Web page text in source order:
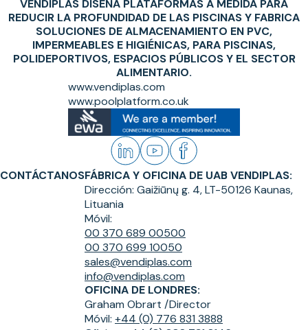
VENDIPLAS DISEÑA PLATAFORMAS A MEDIDA PARA
REDUCIR LA PROFUNDIDAD DE LAS PISCINAS Y FABRICA
SOLUCIONES DE ALMACENAMIENTO EN PVC,
IMPERMEABLES E HIGIÉNICAS, PARA PISCINAS,
POLIDEPORTIVOS, ESPACIOS PÚBLICOS Y EL SECTOR
ALIMENTARIO.
www.vendiplas.com
www.poolplatform.co.uk
CONTÁCTANOSFÁBRICA Y OFICINA DE UAB VENDIPLAS:
Dirección: Gaižiūnų g. 4, LT-50126 Kaunas,
Lituania
Móvil:
00 370 689 00500
00 370 699 10050
sales@vendiplas.com
info@vendiplas.com
OFICINA DE LONDRES:
Graham Obrart /Director
Móvil: +44 (0) 776 831 3888